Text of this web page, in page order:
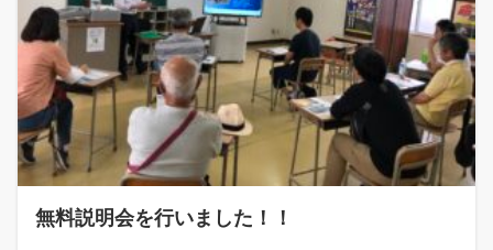
無料説明会を行いました！！